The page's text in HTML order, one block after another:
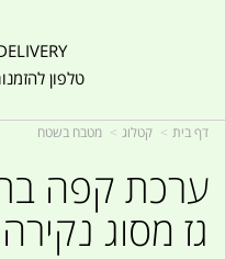
טלפון להזמנות: 052-
דף בית קטלוג מטבח בשטח
ערכת קפה
גז מסוג נקירה